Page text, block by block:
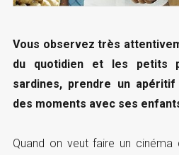
Vous observez très
du quotidien et les petits
sardines, prendre un
des moments avec ses
Quand on veut faire un cinéma